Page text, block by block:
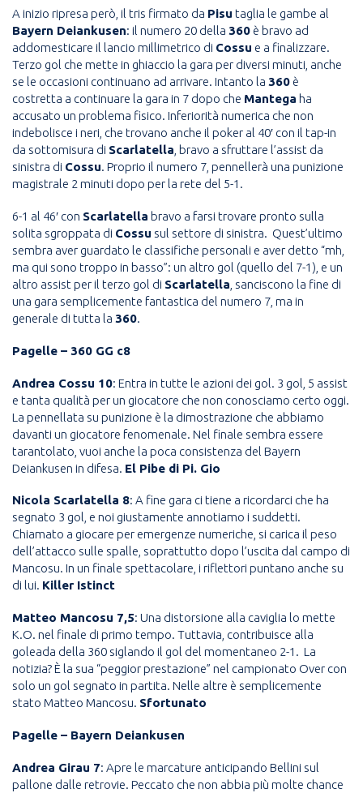
A inizio ripresa però, il tris firmato da Pisu taglia le gambe al
Bayern Deiankusen: il numero 20 della 360 è bravo ad
addomesticare il lancio millimetrico di Cossu e a finalizzare.
Terzo gol che mette in ghiaccio la gara per diversi minuti, anche
se le occasioni continuano ad arrivare. Intanto la 360 è
costretta a continuare la gara in 7 dopo che Mantega ha
accusato un problema fisico. Inferiorità numerica che non
indebolisce i neri, che trovano anche il poker al 40′ con il tap-in
da sottomisura di Scarlatella , bravo a sfruttare l’assist da
sinistra di Cossu. Proprio il numero 7, pennellerà una punizione
magistrale 2 minuti dopo per la rete del 5-1.
6-1 al 46′ con Scarlatella bravo a farsi trovare pronto sulla
solita sgroppata di Cossu sul settore di sinistra. Quest’ultimo
sembra aver guardato le classifiche personali e aver detto “mh,
ma qui sono troppo in basso”: un altro gol (quello del 7-1), e un
altro assist per il terzo gol di Scarlatella , sanciscono la fine di
una gara semplicemente fantastica del numero 7, ma in
generale di tutta la 360.
Pagelle – 360 GG c8
Andrea Cossu 10: Entra in tutte le azioni dei gol. 3 gol, 5 assist
e tanta qualità per un giocatore che non conosciamo certo oggi.
La pennellata su punizione è la dimostrazione che abbiamo
davanti un giocatore fenomenale. Nel finale sembra essere
tarantolato, vuoi anche la poca consistenza del Bayern
Deiankusen in difesa. El Pibe di Pi. Gio
Nicola Scarlatella 8: A fine gara ci tiene a ricordarci che ha
segnato 3 gol, e noi giustamente annotiamo i suddetti.
Chiamato a giocare per emergenze numeriche, si carica il peso
dell’attacco sulle spalle, soprattutto dopo l’uscita dal campo di
Mancosu. In un finale spettacolare, i riflettori puntano anche su
di lui. Killer Istinct
Matteo Mancosu 7,5: Una distorsione alla caviglia lo mette
K.O. nel finale di primo tempo. Tuttavia, contribuisce alla
goleada della 360 siglando il gol del momentaneo 2-1. La
notizia? È la sua “peggior prestazione” nel campionato Over con
solo un gol segnato in partita. Nelle altre è semplicemente
stato Matteo Mancosu. Sfortunato
Pagelle – Bayern Deiankusen
Andrea Girau 7: Apre le marcature anticipando Bellini sul
pallone dalle retrovie. Peccato che non abbia più molte chance